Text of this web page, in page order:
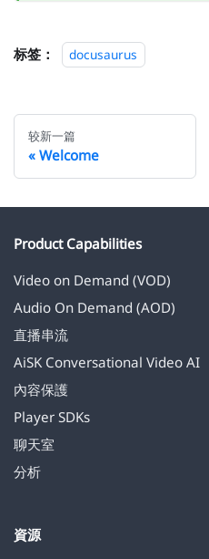
标签： docusaurus
较新一篇
Welcome
Product Capabilities
Video on Demand (VOD)
Audio On Demand (AOD)
直播串流
AiSK Conversational Video AI
內容保護
Player SDKs
聊天室
分析
資源